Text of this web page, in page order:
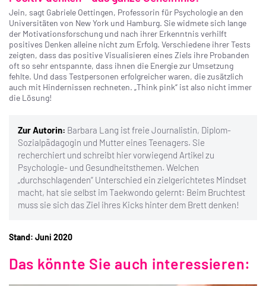
Jein, sagt Gabriele Oettingen, Professorin für Psychologie an den
Universitäten von New York und Hamburg. Sie widmete sich lange
der Motivationsforschung und nach ihrer Erkenntnis verhilft
positives Denken alleine nicht zum Erfolg. Verschiedene ihrer Tests
zeigten, dass das positive Visualisieren eines Ziels ihre Probanden
oft so sehr entspannte, dass ihnen die Energie zur Umsetzung
fehlte. Und dass Testpersonen erfolgreicher waren, die zusätzlich
auch mit Hindernissen rechneten. „Think pink“ ist also nicht immer
die Lösung!
Zur Autorin: Barbara Lang ist freie Journalistin, Diplom-
Sozialpädagogin und Mutter eines Teenagers. Sie
recherchiert und schreibt hier vorwiegend Artikel zu
Psychologie- und Gesundheitsthemen. Welchen
„durchschlagenden“ Unterschied ein zielgerichtetes Mindset
macht, hat sie selbst im Taekwondo gelernt: Beim Bruchtest
muss sie sich das Ziel ihres Kicks hinter dem Brett denken!
Stand: Juni 2020
Das könnte Sie auch interessieren: